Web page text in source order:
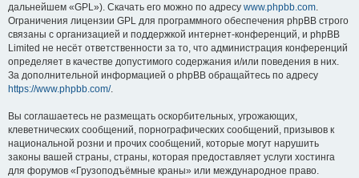
дальнейшем «GPL»). Скачать его можно по адресу www.phpbb.com.
Ограничения лицензии GPL для программного обеспечения phpBB строго
связаны с организацией и поддержкой интернет-конференций, и phpBB
Limited не несёт ответственности за то, что администрация конференций
определяет в качестве допустимого содержания и/или поведения в них.
За дополнительной информацией о phpBB обращайтесь по адресу
https://www.phpbb.com/.
Вы соглашаетесь не размещать оскорбительных, угрожающих,
клеветнических сообщений, порнографических сообщений, призывов к
национальной розни и прочих сообщений, которые могут нарушить
законы вашей страны, страны, которая предоставляет услуги хостинга
для форумов «Грузоподъёмные краны» или международное право.